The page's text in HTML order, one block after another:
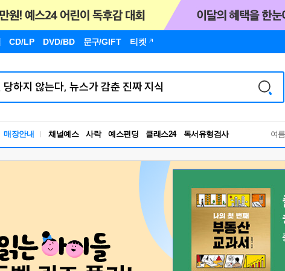
CD/LP DVD/BD 문구/GIFT 티켓
매장안내 채널예스 사락 예스펀딩 클래스24
RBTI Lab
독서유형검사
여